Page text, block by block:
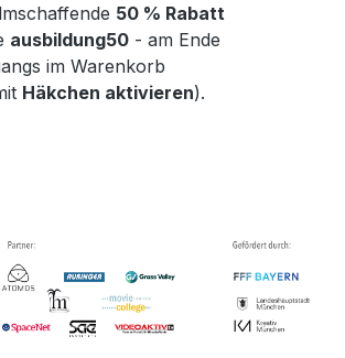
50 % Rabatt
ausbildung50 - am Ende
im Warenkorb
Häkchen aktivieren).